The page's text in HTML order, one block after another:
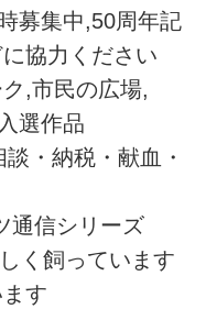
募集中,50周年記
協力ください
,市民の広場,
選作品
・納税・献血・
通信シリーズ
く飼っています
す